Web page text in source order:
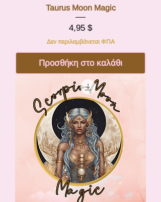
Taurus Moon Magic
Τιμή
4,95 $
Δεν περιλαμβάνεται ΦΠΑ
Προσθήκη στο καλάθι